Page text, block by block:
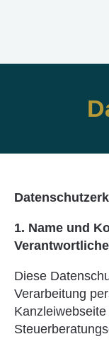
1. Name und
Diese
Verarbeitung